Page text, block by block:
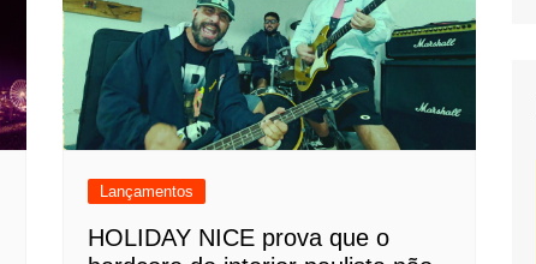
Lançamentos
HOLIDAY NICE prova que o